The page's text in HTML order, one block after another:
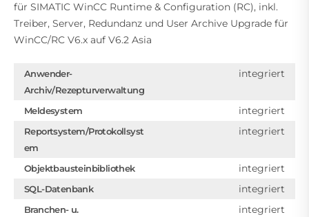
für SIMATIC WinCC Runtime & Configuration (RC), inkl.
Treiber, Server, Redundanz und User Archive Upgrade für
WinCC/RC V6.x auf V6.2 Asia
Anwender-
Archiv/Rezepturverwaltung
integriert
Meldesystem integriert
Reportsystem/Protokollsyst
em
integriert
Objektbausteinbibliothek integriert
SQL-Datenbank integriert
Branchen- u.
integriert